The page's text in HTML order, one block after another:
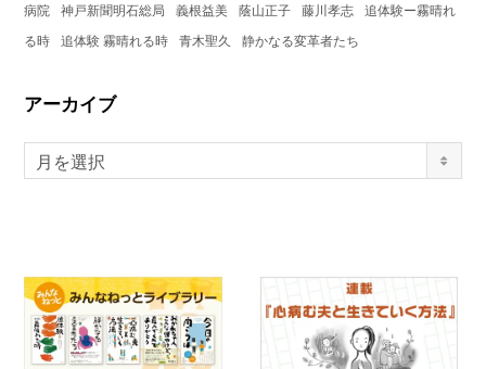
病院
神戸新聞明石総局 義根益美 蔭山正子 藤川孝志
追体験ー霧晴れ
る時
追体験 霧晴れる時 青木聖久 静かなる変革者たち
アーカイブ
月を選択